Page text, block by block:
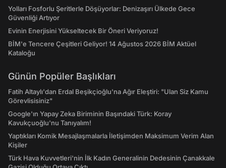
Yolları Fosforlu Şeritlerle Döşüyorlar: Denizaşırı Ülkede Gece
Güvenliği Artıyor
Evinin Enerjisini Yükseltecek Bir Öneri Veriyoruz!
BİM'e Tencere Çeşitleri Geliyor! 14 Ağustos 2026 BİM Aktüel
Kataloğu
Günün Popüler Başlıkları
Fatih Altaylı'dan Erdal Beşikçioğlu'na Ağır Eleştiri: "Ulan Siz Kamu
Görevlisisiniz"
Google'ın Yapay Zeka Biriminin Başındaki Türk: Koray
Kavukçuoğlu'nu Tanıyalım!
Yaptıkları Komik Mesajlaşmalarla İletişimden Maksimum Verim Alan
Kişiler
Türk Hava Kuvvetleri'nin İlk Kadın Generalinin Dedesinin Çanakkale